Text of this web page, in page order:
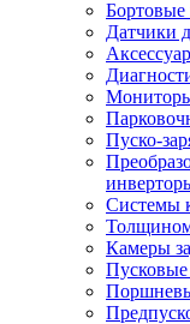
Датчики
Пуско-
Системы
Камеры
Пусковые